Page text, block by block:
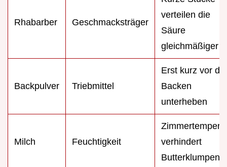
Rhabarber Geschmacksträger
verteilen die
Säure
gleichmäßiger
Backpulver Triebmittel
Erst kurz vor
Backen
unterheben
Milch Feuchtigkeit
verhindert
Butterklumpen